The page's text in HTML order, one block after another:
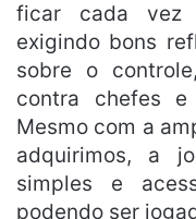
ficar cada vez
exigindo bons
sobre o
contra chefes
Mesmo com a
adquirimos, a
simples e
podendo ser